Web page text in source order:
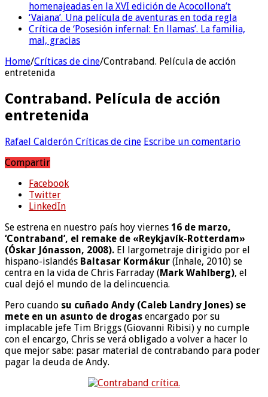
homenajeadas en la XVI edición de Acocollona’t
‘Vaiana’. Una película de aventuras en toda regla
Crítica de ‘Posesión infernal: En llamas’. La familia,
mal, gracias
Home/Críticas de cine/Contraband. Película de acción
entretenida
Contraband. Película de acción
entretenida
Rafael Calderón Críticas de cine Escribe un comentario
Compartir
Facebook
Twitter
LinkedIn
Se estrena en nuestro país hoy viernes 16 de marzo,
‘Contraband’, el remake de «Reykjavík-Rotterdam»
(Óskar Jónasson, 2008). El largometraje dirigido por el
hispano-islandés Baltasar Kormákur (Inhale, 2010) se
centra en la vida de Chris Farraday (Mark Wahlberg), el
cual dejó el mundo de la delincuencia.
Pero cuando su cuñado Andy (Caleb Landry Jones) se
mete en un asunto de drogas encargado por su
implacable jefe Tim Briggs (Giovanni Ribisi) y no cumple
con el encargo, Chris se verá obligado a volver a hacer lo
que mejor sabe: pasar material de contrabando para poder
pagar la deuda de Andy.